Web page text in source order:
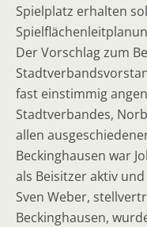
Spielplatz erhalten
Der Vorschlag zum
fast einstimmig
Stadtverbandes,
allen
Beckinghausen war
als Beisitzer aktiv
Sven Weber,
Beckinghausen,